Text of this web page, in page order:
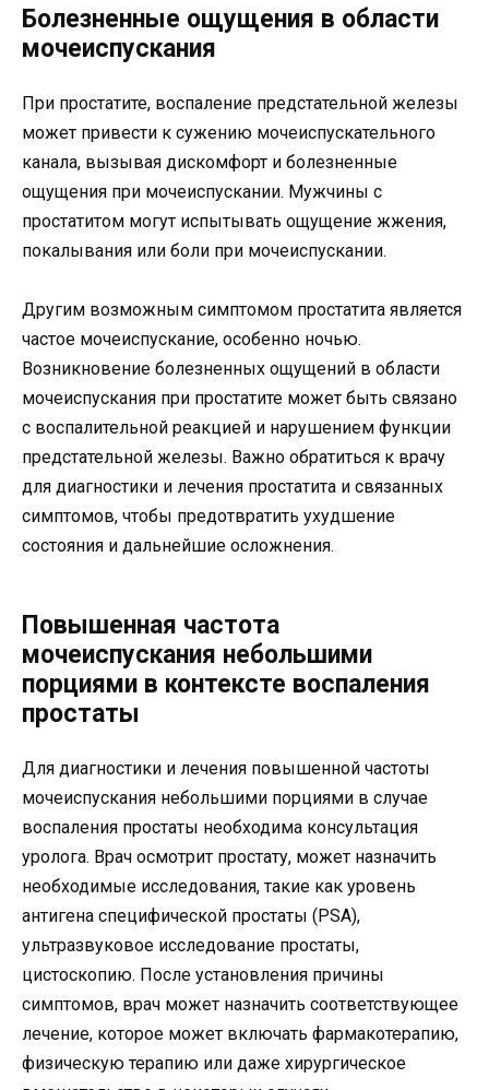
Болезненные ощущения в области
мочеиспускания
При простатите, воспаление предстательной железы
может привести к сужению мочеиспускательного
канала, вызывая дискомфорт и болезненные
ощущения при мочеиспускании. Мужчины с
простатитом могут испытывать ощущение жжения,
покалывания или боли при мочеиспускании.
Другим возможным симптомом простатита является
частое мочеиспускание, особенно ночью.
Возникновение болезненных ощущений в области
мочеиспускания при простатите может быть связано
с воспалительной реакцией и нарушением функции
предстательной железы. Важно обратиться к врачу
для диагностики и лечения простатита и связанных
симптомов, чтобы предотвратить ухудшение
состояния и дальнейшие осложнения.
Повышенная частота
мочеиспускания небольшими
порциями в контексте воспаления
простаты
Для диагностики и лечения повышенной частоты
мочеиспускания небольшими порциями в случае
воспаления простаты необходима консультация
уролога. Врач осмотрит простату, может назначить
необходимые исследования, такие как уровень
антигена специфической простаты (PSA),
ультразвуковое исследование простаты,
цистоскопию. После установления причины
симптомов, врач может назначить соответствующее
лечение, которое может включать фармакотерапию,
физическую терапию или даже хирургическое